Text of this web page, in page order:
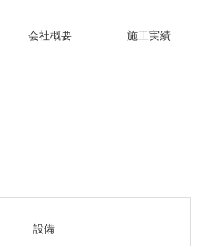
会社概要 施工実績
設備